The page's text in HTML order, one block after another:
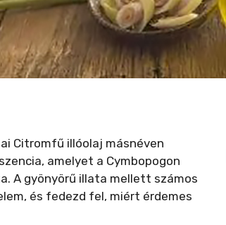
Citromfű illóolaj másnéven
amelyet a Cymbopogon
A gyönyörű illata mellett számos
és fedezd fel, miért érdemes